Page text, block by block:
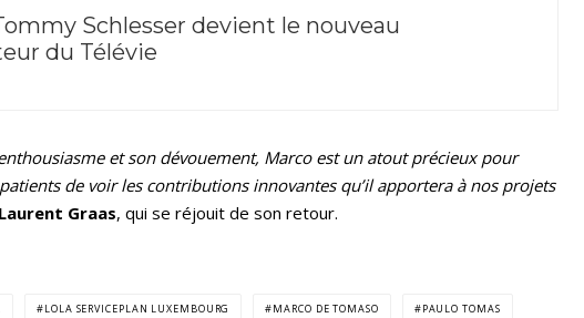
Schlesser devient le nouveau
du Télévie
et son dévouement, Marco est un atout précieux pour
de voir les contributions innovantes qu’il apportera à nos projets
Laurent Graas, qui se réjouit de son retour.
LOLA SERVICEPLAN LUXEMBOURG MARCO DE TOMASO PAULO TOMAS